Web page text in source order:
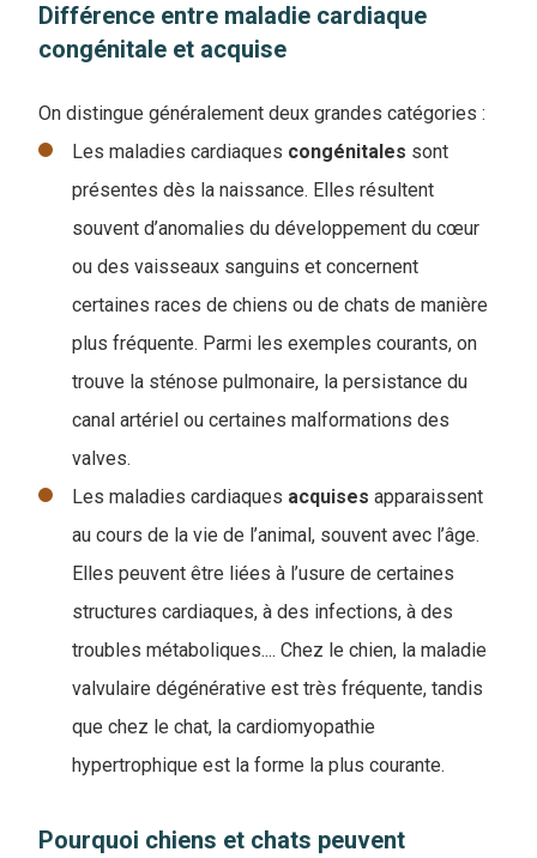
Différence entre maladie cardiaque
congénitale et acquise
​​On distingue généralement deux grandes catégories :
Les maladies cardiaques congénitales sont
présentes dès la naissance. Elles résultent
souvent d’anomalies du développement du cœur
ou des vaisseaux sanguins et concernent
certaines races de chiens ou de chats de manière
plus fréquente. Parmi les exemples courants, on
trouve la sténose pulmonaire, la persistance du
canal artériel ou certaines malformations des
valves.
Les maladies cardiaques acquises apparaissent
au cours de la vie de l’animal, souvent avec l’âge.
Elles peuvent être liées à l’usure de certaines
structures cardiaques, à des infections, à des
troubles métaboliques.... Chez le chien, la maladie
valvulaire dégénérative est très fréquente, tandis
que chez le chat, la cardiomyopathie
hypertrophique est la forme la plus courante.
Pourquoi chiens et chats peuvent